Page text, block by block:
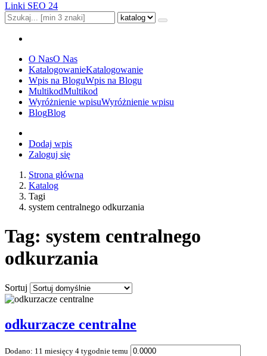
Linki SEO 24
O NasO Nas
KatalogowanieKatalogowanie
Wpis na BloguWpis na Blogu
MultikodMultikod
Wyróżnienie wpisuWyróżnienie wpisu
BlogBlog
Dodaj wpis
Zaloguj się
Strona główna
Katalog
Tagi
system centralnego odkurzania
Tag: system centralnego
odkurzania
Sortuj
odkurzacze centralne
Dodano: 11 miesięcy 4 tygodnie temu